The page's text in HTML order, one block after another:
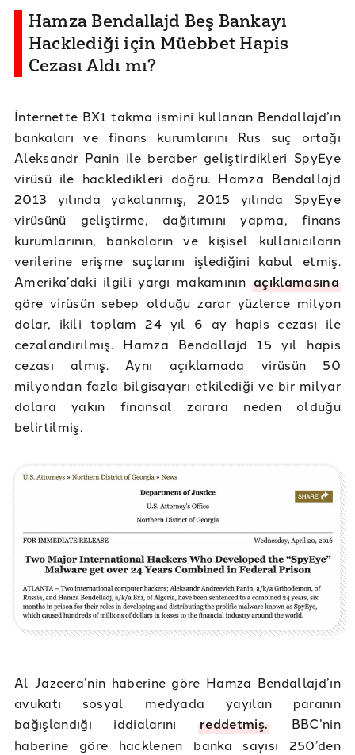
Hamza Bendallajd Beş Bankayı
Hacklediği için Müebbet Hapis
Cezası Aldı mı?
İnternette BX1 takma ismini kullanan Bendallajd’ın
bankaları ve finans kurumlarını Rus suç ortağı
Aleksandr Panin ile beraber geliştirdikleri SpyEye
virüsü ile hackledikleri doğru. Hamza Bendallajd
2013 yılında yakalanmış, 2015 yılında SpyEye
virüsünü geliştirme, dağıtımını yapma, finans
kurumlarının, bankaların ve kişisel kullanıcıların
verilerine erişme suçlarını işlediğini kabul etmiş.
Amerika’daki ilgili yargı makamınınaçıklamasına
göre virüsün sebep olduğu zarar yüzlerce milyon
dolar, ikili toplam 24 yıl 6 ay hapis cezası ile
cezalandırılmış. Hamza Bendallajd 15 yıl hapis
cezası almış. Aynı açıklamada virüsün 50
milyondan fazla bilgisayarı etkilediği ve bir milyar
dolara yakın finansal zarara neden olduğu
belirtilmiş.
Al Jazeera’nin haberine göre Hamza Bendallajd’ın
avukatı sosyal medyada yayılan paranın
bağışlandığı iddialarınıreddetmiş. BBC’nin
haberine göre hacklenen banka sayısı 250’den